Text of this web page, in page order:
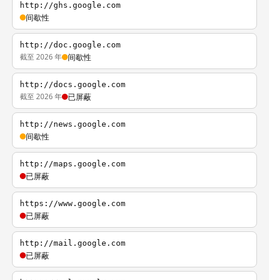
http://ghs.google.com
间歇性
http://doc.google.com
截至 2026 年 间歇性
http://docs.google.com
截至 2026 年 已屏蔽
http://news.google.com
间歇性
http://maps.google.com
已屏蔽
https://www.google.com
已屏蔽
http://mail.google.com
已屏蔽